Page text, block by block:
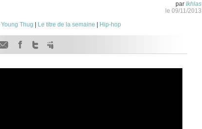
par Ikhlas
le 09/11/2013
Young Thug Le titre de la semaine Hip-hop